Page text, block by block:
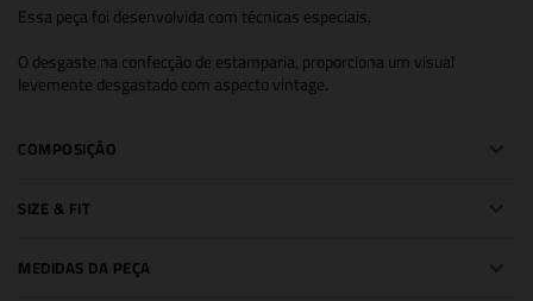
Essa peça foi desenvolvida com técnicas especiais.
O desgaste na confecção de estamparia, proporciona um visual
levemente desgastado com aspecto vintage.
COMPOSIÇÃO
SIZE & FIT
MEDIDAS DA PEÇA